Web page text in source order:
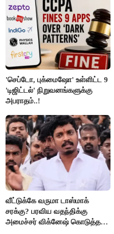
'செப்டோ, புக்மைஷோ' உள்ளிட்ட 9
'டிஜிட்டல்' நிறுவனங்களுக்கு
அபராதம்..!
வீட்டுக்கே வருமா டாஸ்மாக்
சரக்கு? பரவிய வதந்திக்கு
அமைச்சர் விக்னேஷ் கொடுத்த